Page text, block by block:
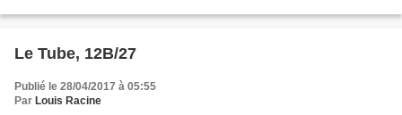
Le Tube, 12B/27
Publié le 28/04/2017 à 05:55
Par Louis Racine